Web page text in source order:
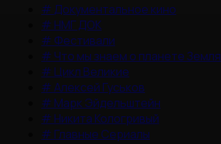
# Документальное кино
# НМГ ДОК
# Фестивали
# Что мы знаем о планете Земля
# Цикл Великие
#Алексей Гуськов
# Марк Эйдельштейн
# Никита Кологривый
# Главные Сериалы